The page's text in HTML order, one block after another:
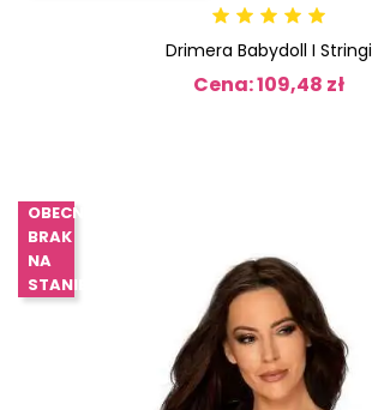
Drimera Babydoll I Stringi
Cena: 109,48 zł
OBECNIE
BRAK
NA
STANIE